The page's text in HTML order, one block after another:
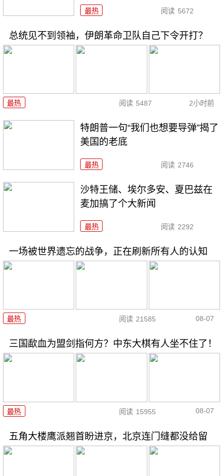
最热 阅读 5672
总统见不到领袖，伊朗革命卫队自己下令开打？
最热 阅读 5487 2小时前
特朗普一句“我们也想要导弹”揭了
美国的老底
最热 阅读 2746
沙特王储、埃尔多安、夏巴兹在
麦加搞了个大新闻
最热 阅读 2292
一场被世界遗忘的战争，正在刷新所有人的认知
最热 阅读 21585 08-07
三国歃血为盟剑指何方？中东大棋有人坐不住了！
最热 阅读 15955 08-07
五角大楼鹰派翘首盼进京，北京连门缝都没给留